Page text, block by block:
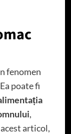
fenomen
poate fi
,
articol,